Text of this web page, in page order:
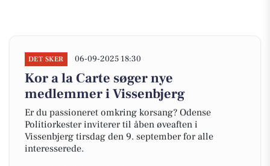
DET SKER 06-09-2025 18:30
Kor a la Carte søger nye
medlemmer i Vissenbjerg
Er du passioneret omkring korsang? Odense
Politiorkester inviterer til åben øveaften i
Vissenbjerg tirsdag den 9. september for alle
interesserede.